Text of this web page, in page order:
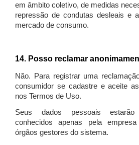
em âmbito coletivo, de medidas
repressão de condutas desleais e
mercado de consumo.
14. Posso reclamar
Não. Para registrar uma
consumidor se cadastre e aceite
nos Termos de Uso.
Seus dados pessoais estarão
conhecidos apenas pela
órgãos gestores do sistema.